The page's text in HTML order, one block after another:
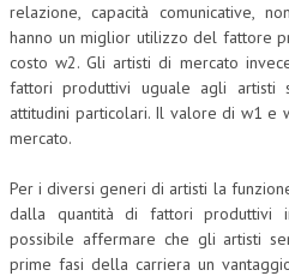
relazione, capacità comunicative,
hanno un miglior utilizzo del fattore
costo w2. Gli artisti di mercato
fattori produttivi uguale agli artisti
attitudini particolari. Il valore di w1 e
mercato.
Per i diversi generi di artisti la
dalla quantità di fattori produttivi
possibile affermare che gli artisti
prime fasi della carriera un